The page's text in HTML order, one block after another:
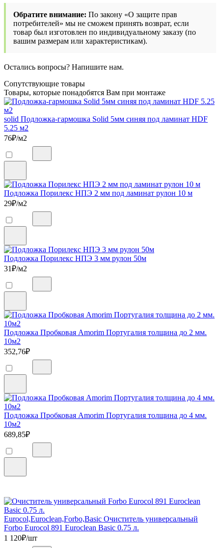
Обратите внимание: По закону «О защите прав
потребителей» мы не сможем принять возврат, если
товар был изготовлен по индивидуальному заказу (по
вашим размерам или характеристикам).
Остались вопросы? Напишите нам.
Сопутствующие товары
Товары, которые понадобятся Вам при монтаже
solid Подложка-гармошка Solid 5мм синяя под ламинат HDF
5.25 м2
76₽/м2
Подложка Порилекс НПЭ 2 мм под ламинат рулон 10 м
29₽/м2
Подложка Порилекс НПЭ 3 мм рулон 50м
31₽/м2
Подложка Пробковая Amorim Португалия толщина до 2 мм.
10м2
352,76₽
Подложка Пробковая Amorim Португалия толщина до 4 мм.
10м2
689,85₽
Eurocol,Euroclean,Forbo,Basic Очиститель универсальный
Forbo Eurocol 891 Euroclean Basic 0.75 л.
1 120₽/шт